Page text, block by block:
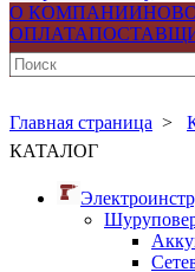
О КОМПАНИИ
ОПЛАТА
Главная страница >
КАТАЛОГ